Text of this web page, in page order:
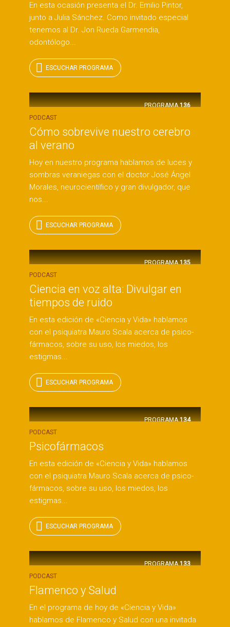
En esta ocasión presenta el Dr. Emilio Pintor,
junto a Julia Sánchez. Como invitado especial
tenemos al Dr. Jon Rueda Garmendia,
odontólogo...
ESCUCHAR PROGRAMA
PROGRAMA 136
PODCAST
Cómo sobrevive nuestro cerebro
al verano
Hoy en nuestro programa hablamos de luces y
sombras veraniegas con el doctor José Ángel
Morales, neurocientífico y gran divulgador, que
nos...
ESCUCHAR PROGRAMA
PROGRAMA 135
PODCAST
Ciencia en voz alta: Divulgar en
tiempos de ruido
En esta edición de «Ciencia y Vida» hablamos
con el psiquiatra Mauro Scala acerca de psico-
fármacos, sobre su uso, los miedos, los
estigmas...
ESCUCHAR PROGRAMA
PROGRAMA 134
PODCAST
Psicofármacos
En esta edición de «Ciencia y Vida» hablamos
con el psiquiatra Mauro Scala acerca de psico-
fármacos, sobre su uso, los miedos, los
estigmas...
ESCUCHAR PROGRAMA
PROGRAMA 133
PODCAST
Flamenco y Salud
En el programa de hoy de «Ciencia y Vida»
hablamos de Flamenco y Salud con una invitada